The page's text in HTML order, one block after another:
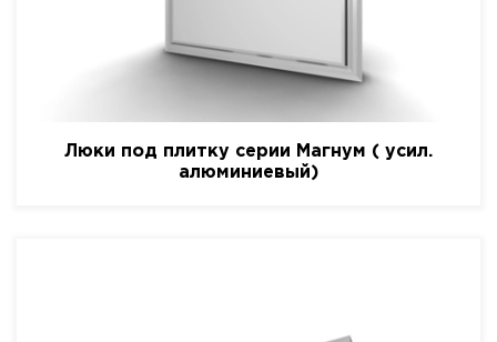
Люки под плитку серии Магнум ( усил.
алюминиевый)